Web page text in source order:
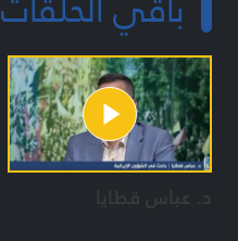
د. عباس قطايا